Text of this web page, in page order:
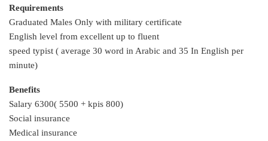
Requirements
Graduated Males Only with military certificate
English level from excellent up to fluent
speed typist ( average 30 word in Arabic and 35 In English per
minute)
Benefits
Salary 6300( 5500 + kpis 800)
Social insurance
Medical insurance